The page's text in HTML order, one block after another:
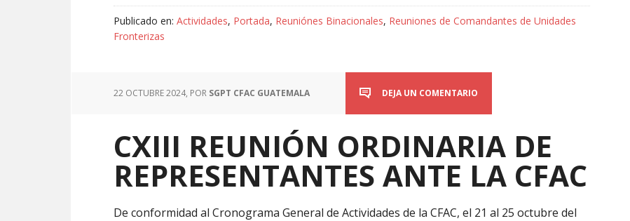
Publicado en: Actividades, Portada, Reuniónes Binacionales, Reuniones de Comandantes de Unidades
Fronterizas
22 OCTUBRE 2024, POR SGPT CFAC GUATEMALA DEJA UN COMENTARIO
CXIII REUNIÓN ORDINARIA DE
REPRESENTANTES ANTE LA CFAC
De conformidad al Cronograma General de Actividades de la CFAC, el 21 al 25 octubre del